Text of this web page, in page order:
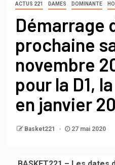
ACTUS 221 DAMES DOMINANTE
Démarrage
prochaine
novembre
pour la D1,
en janvier
Basket221 27 mai 2020